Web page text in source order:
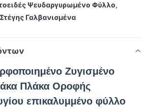
Ψευδαργυρωμένο Φύλλο,
Γαλβανισμένα
Ζυγισμένο
Πλάκα Οροφής
επικαλυμμένο φύλλο